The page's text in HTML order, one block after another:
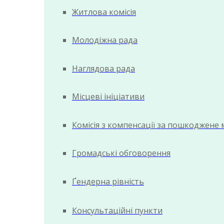
Житлова комісія
Молодіжна рада
Наглядова рада
Місцеві ініціативи
Комісія з компенсації за пошкоджене
Громадські обговорення
Ґендерна рівність
Консультаційні пункти